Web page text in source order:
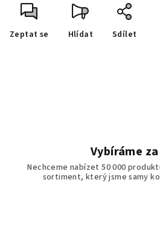
Zeptat se Hlídat Sdílet
Vybíráme
Nechceme nabízet 50 000
sortiment, který jsme samy